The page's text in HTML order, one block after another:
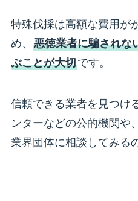
特殊伐採は高額な費用が
め、 悪徳業者に騙されな
ぶことが大切です。
信頼できる業者を見つけ
ンターなどの公的機関や
業界団体に相談してみる